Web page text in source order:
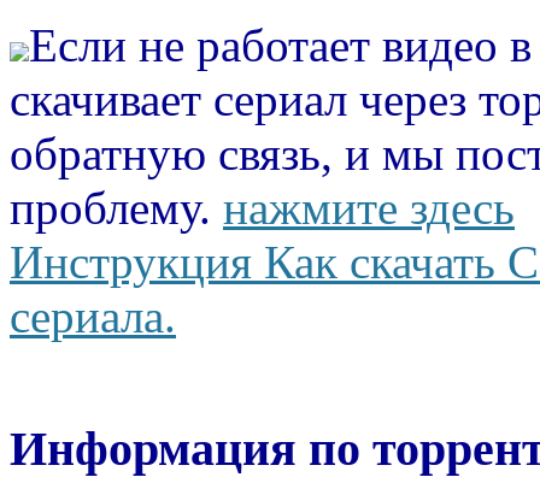
Если не работает видео
скачивает сериал через
обратную связь, и мы
проблему. нажмите здесь
Инструкция Как скачать
сериала.
Информация по